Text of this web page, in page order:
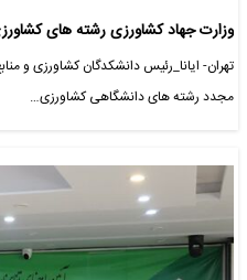
وزارت جهاد کشاورزی رشته های
تهران- ایانا_رئیس دانشکدگان کشاورزی و
مجدد رشته های دانشگاهی کشاورزی…